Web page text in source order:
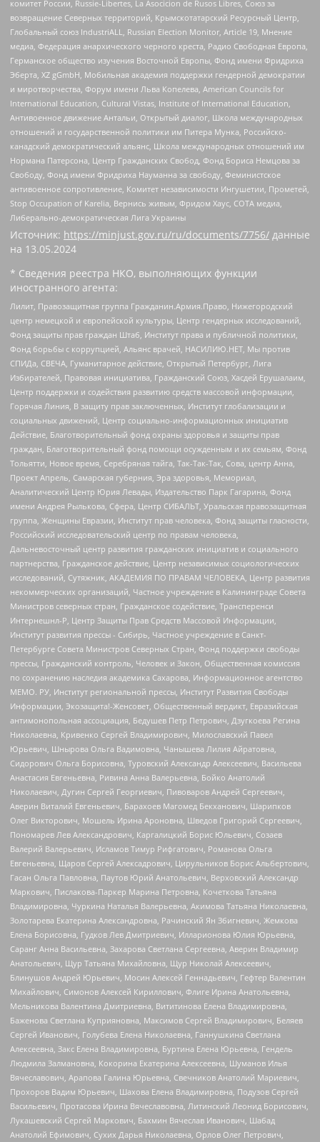
комитет России, Russie-Libertes, La Asocicion de Rusos Libres, Союз за
возвращение Северных территорий, Крымскотатарский Ресурсный Центр,
Глобальный союз IndustriALL, Russian Election Monitor, Article 19, Мнение
медиа, Федерация анархического черного креста, Радио Свободная Европа,
Германское общество изучения Восточной Европы, Фонд имени Фридриха
Эберта, XZ gGmbH, Мобильная академия поддержки гендерной демократии
и миротворчества, Форум имени Льва Копелева, American Councils for
International Education, Cultural Vistas, Institute of International Education,
Антивоенное движение Антальи, Открытый диалог, Школа международных
отношений и государственной политики им Питера Мунка, Российско-
канадский демократический альянс, Школа международных отношений им
Нормана Патерсона, Центр Гражданских Свобод, Фонд Бориса Немцова за
Свободу, Фонд имени Фридриха Науманна за свободу, Феминистское
антивоенное сопротивление, Комитет независимости Ингушетии, Прометей,
Stop Occupation of Karelia, Вернись живым, Фридом Хаус, СОТА медиа,
Либерально-демократическая Лига Украины
Источник: https://minjust.gov.ru/ru/documents/7756/ данные
на 13.05.2024
* Сведения реестра НКО, выполняющих функции
иностранного агента:
Лилит, Правозащитная группа Гражданин.Армия.Право, Нижегородский
центр немецкой и европейской культуры, Центр гендерных исследований,
Фонд защиты прав граждан Штаб, Институт права и публичной политики,
Фонд борьбы с коррупцией, Альянс врачей, НАСИЛИЮ.НЕТ, Мы против
СПИДа, СВЕЧА, Гуманитарное действие, Открытый Петербург, Лига
Избирателей, Правовая инициатива, Гражданский Союз, Хасдей Ерушалаим,
Центр поддержки и содействия развитию средств массовой информации,
Горячая Линия, В защиту прав заключенных, Институт глобализации и
социальных движений, Центр социально-информационных инициатив
Действие, Благотворительный фонд охраны здоровья и защиты прав
граждан, Благотворительный фонд помощи осужденным и их семьям, Фонд
Тольятти, Новое время, Серебряная тайга, Так-Так-Так, Сова, центр Анна,
Проект Апрель, Самарская губерния, Эра здоровья, Мемориал,
Аналитический Центр Юрия Левады, Издательство Парк Гагарина, Фонд
имени Андрея Рылькова, Сфера, Центр СИБАЛЬТ, Уральская правозащитная
группа, Женщины Евразии, Институт прав человека, Фонд защиты гласности,
Российский исследовательский центр по правам человека,
Дальневосточный центр развития гражданских инициатив и социального
партнерства, Гражданское действие, Центр независимых социологических
исследований, Сутяжник, АКАДЕМИЯ ПО ПРАВАМ ЧЕЛОВЕКА, Центр развития
некоммерческих организаций, Частное учреждение в Калининграде Совета
Министров северных стран, Гражданское содействие, Трансперенси
Интернешнл-Р, Центр Защиты Прав Средств Массовой Информации,
Институт развития прессы - Сибирь, Частное учреждение в Санкт-
Петербурге Совета Министров Северных Стран, Фонд поддержки свободы
прессы, Гражданский контроль, Человек и Закон, Общественная комиссия
по сохранению наследия академика Сахарова, Информационное агентство
МЕМО. РУ, Институт региональной прессы, Институт Развития Свободы
Информации, Экозащита!-Женсовет, Общественный вердикт, Евразийская
антимонопольная ассоциация, Бедушев Петр Петрович, Дзугкоева Регина
Николаевна, Кривенко Сергей Владимирович, Милославский Павел
Юрьевич, Шнырова Ольга Вадимовна, Чанышева Лилия Айратовна,
Сидорович Ольга Борисовна, Туровский Александр Алексеевич, Васильева
Анастасия Евгеньевна, Ривина Анна Валерьевна, Бойко Анатолий
Николаевич, Дугин Сергей Георгиевич, Пивоваров Андрей Сергеевич,
Аверин Виталий Евгеньевич, Барахоев Магомед Бекханович, Шарипков
Олег Викторович, Мошель Ирина Ароновна, Шведов Григорий Сергеевич,
Пономарев Лев Александрович, Каргалицкий Борис Юльевич, Созаев
Валерий Валерьевич, Исламов Тимур Рифгатович, Романова Ольга
Евгеньевна, Щаров Сергей Алексадрович, Цирульников Борис Альбертович,
Гасан Ольга Павловна, Паутов Юрий Анатольевич, Верховский Александр
Маркович, Пислакова-Паркер Марина Петровна, Кочеткова Татьяна
Владимировна, Чуркина Наталья Валерьевна, Акимова Татьяна Николаевна,
Золотарева Екатерина Александровна, Рачинский Ян Збигневич, Жемкова
Елена Борисовна, Гудков Лев Дмитриевич, Илларионова Юлия Юрьевна,
Саранг Анна Васильевна, Захарова Светлана Сергеевна, Аверин Владимир
Анатольевич, Щур Татьяна Михайловна, Щур Николай Алексеевич,
Блинушов Андрей Юрьевич, Мосин Алексей Геннадьевич, Гефтер Валентин
Михайлович, Симонов Алексей Кириллович, Флиге Ирина Анатольевна,
Мельникова Валентина Дмитриевна, Вититинова Елена Владимировна,
Баженова Светлана Куприяновна, Максимов Сергей Владимирович, Беляев
Сергей Иванович, Голубева Елена Николаевна, Ганнушкина Светлана
Алексеевна, Закс Елена Владимировна, Буртина Елена Юрьевна, Гендель
Людмила Залмановна, Кокорина Екатерина Алексеевна, Шуманов Илья
Вячеславович, Арапова Галина Юрьевна, Свечников Анатолий Мариевич,
Прохоров Вадим Юрьевич, Шахова Елена Владимировна, Подузов Сергей
Васильевич, Протасова Ирина Вячеславовна, Литинский Леонид Борисович,
Лукашевский Сергей Маркович, Бахмин Вячеслав Иванович, Шабад
Анатолий Ефимович, Сухих Дарья Николаевна, Орлов Олег Петрович,